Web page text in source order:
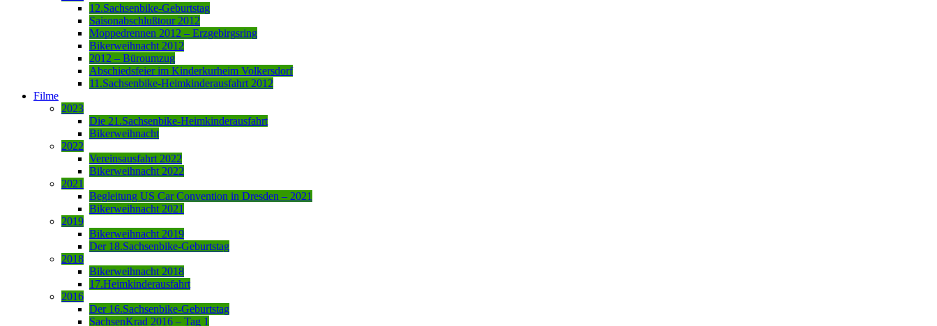
12.Sachsenbike-Geburtstag
Saisonabschlußtour 2012
Moppedrennen 2012 – Erzgebirgsring
Bikerweihnacht 2012
2012 – Büroumzug
Abschiedsfeier im Kinderkurheim Volkersdorf
11.Sachsenbike-Heimkinderausfahrt 2012
Filme
2023
Die 21.Sachsenbike-Heimkinderausfahrt
Bikerweihnacht
2022
Vereinsausfahrt 2022
Bikerweihnacht 2022
2021
Begleitung US Car Convention in Dresden – 2021
Bikerweihnacht 2021
2019
Bikerweihnacht 2019
Der 18.Sachsenbike-Geburtstag
2018
Bikerweihnacht 2018
17.Heimkinderausfahrt
2016
Der 16.Sachsenbike-Geburtstag
SachsenKrad 2016 – Tag 1